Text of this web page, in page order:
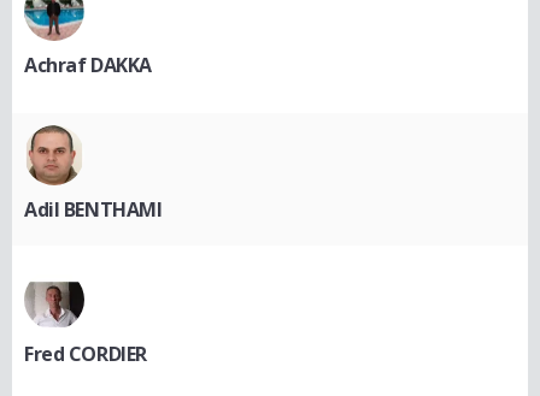
Achraf DAKKA
Adil BENTHAMI
Fred CORDIER